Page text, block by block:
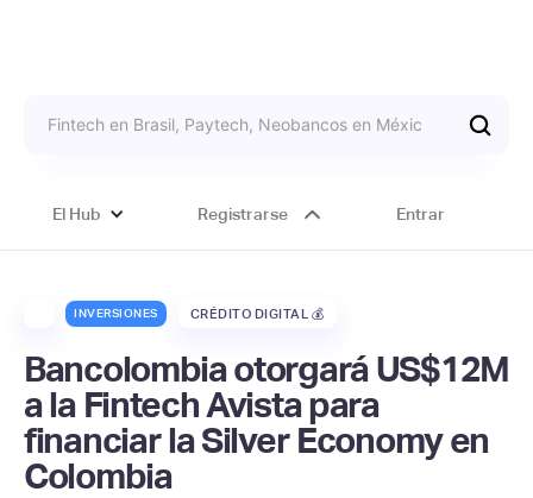
El Hub Registrarse Entrar
INVERSIONES CRÉDITO DIGITAL 💰
Bancolombia otorgará US$12M
a la Fintech Avista para
financiar la Silver Economy en
Colombia